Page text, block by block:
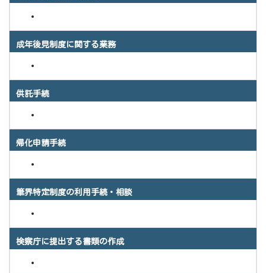
成年後見制度に関する業務
供託手続
帰化申請手続
筆界特定制度の利用手続・相談
検察庁に提出する書類の作成